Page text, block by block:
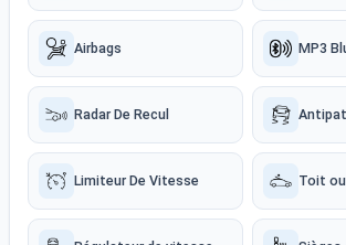
Airbags MP3
Radar De Recul
Limiteur De Vitesse Toit